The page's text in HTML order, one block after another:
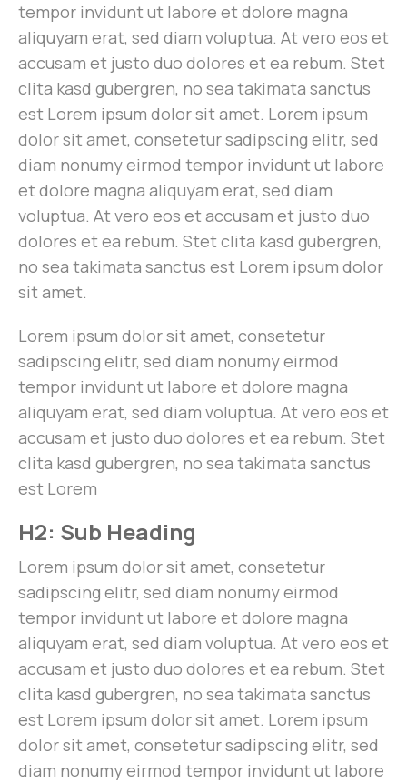
tempor invidunt ut labore et dolore magna
aliquyam erat, sed diam voluptua. At vero eos et
accusam et justo duo dolores et ea rebum. Stet
clita kasd gubergren, no sea takimata sanctus
est Lorem ipsum dolor sit amet. Lorem ipsum
dolor sit amet, consetetur sadipscing elitr, sed
diam nonumy eirmod tempor invidunt ut labore
et dolore magna aliquyam erat, sed diam
voluptua. At vero eos et accusam et justo duo
dolores et ea rebum. Stet clita kasd gubergren,
no sea takimata sanctus est Lorem ipsum dolor
sit amet.
Lorem ipsum dolor sit amet, consetetur
sadipscing elitr, sed diam nonumy eirmod
tempor invidunt ut labore et dolore magna
aliquyam erat, sed diam voluptua. At vero eos et
accusam et justo duo dolores et ea rebum. Stet
clita kasd gubergren, no sea takimata sanctus
est Lorem
H2: Sub Heading
Lorem ipsum dolor sit amet, consetetur
sadipscing elitr, sed diam nonumy eirmod
tempor invidunt ut labore et dolore magna
aliquyam erat, sed diam voluptua. At vero eos et
accusam et justo duo dolores et ea rebum. Stet
clita kasd gubergren, no sea takimata sanctus
est Lorem ipsum dolor sit amet. Lorem ipsum
dolor sit amet, consetetur sadipscing elitr, sed
diam nonumy eirmod tempor invidunt ut labore